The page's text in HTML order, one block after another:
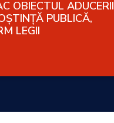
OBIECTUL ADUCERII
PUBLICĂ,
LEGII